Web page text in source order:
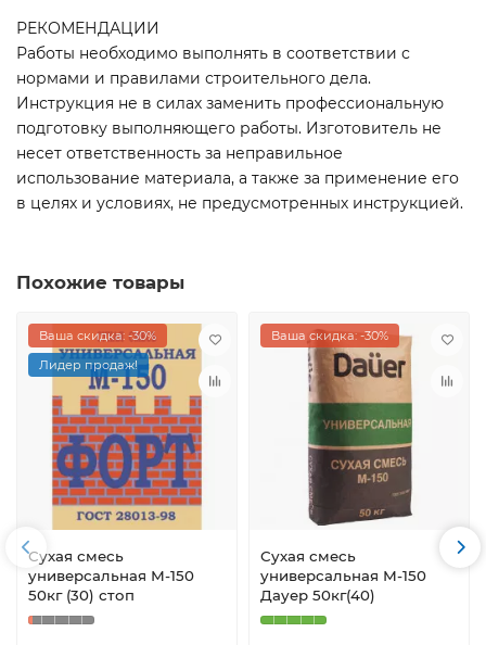
РЕКОМЕНДАЦИИ
Работы необходимо выполнять в соответствии с
нормами и правилами строительного дела.
Инструкция не в силах заменить профессиональную
подготовку выполняющего работы. Изготовитель не
несет ответственность за неправильное
использование материала, а также за применение его
в целях и условиях, не предусмотренных инструкцией.
Похожие товары
Ваша скидка: -30%
Лидер продаж!
Сухая смесь
универсальная М-150
50кг (30) стоп
Ваша скидка: -30%
Сухая смесь
универсальная М-150
Дауер 50кг(40)